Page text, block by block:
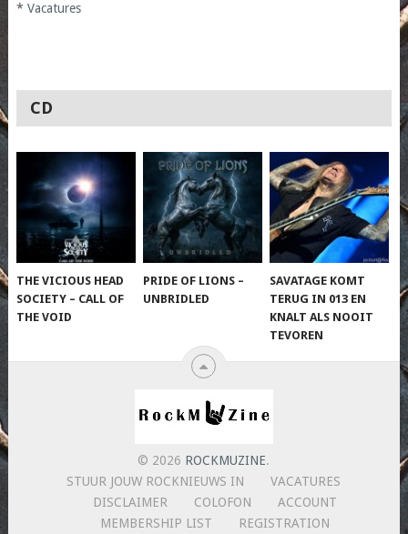
* Vacatures
CD
THE VICIOUS HEAD
SOCIETY – CALL OF
THE VOID
PRIDE OF LIONS –
UNBRIDLED
SAVATAGE KOMT
TERUG IN 013 EN
KNALT ALS NOOIT
TEVOREN
© 2026 ROCKMUZINE.
STUUR JOUW ROCKNIEUWS IN
VACATURES
DISCLAIMER
COLOFON
ACCOUNT
MEMBERSHIP LIST
REGISTRATION